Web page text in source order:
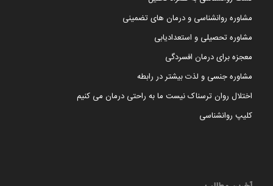
مشاوره روانشناسی و درمان های تضمینی
مشاوره تحصیلی و استعدادیابی
معجزه برای درمان افسردگی
مشاوره جنسی و لذت بیشتر در رابطه
اختلال روان ترسناک نیست ما به راحتی درمان می کنیم
کلیپ روانشناسی